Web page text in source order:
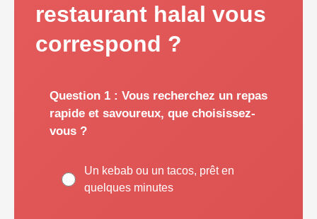
restaurant halal vous
correspond ?
Question 1 : Vous recherchez un repas
rapide et savoureux, que choisissez-
vous ?
Un kebab ou un tacos, prêt en
quelques minutes